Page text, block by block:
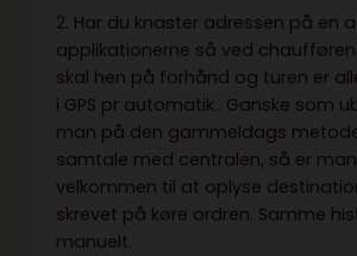
2. Har du knaster adressen på en
applikationerne så ved
skal hen på forhånd og turen er
i GPS pr automatik.. Ganske som
man på den gammeldags
samtale med centralen, så er
velkommen til at oplyse
skrevet på køre ordren. Samme
manuelt.